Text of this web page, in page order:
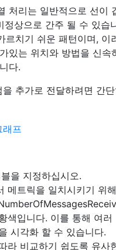
처리는 일반적으로 선이
정상으로 간주 될 수 있습
르치기 쉬운 패턴이며, 이
있는 위치와 방법을 신속
다.
추가로 전달하려면 간
을 지정하십시오.
메트릭을 일치시키기 위
색입니다. 이를 통해 여
시각화 할 수 있습니다.
라 비교하기 쉽도록 유사